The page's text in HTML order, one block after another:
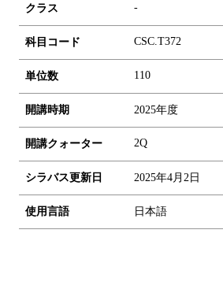
クラス -
科目コード CSC.T372
単位数 1 10
開講時期 2025年度
開講クォーター 2Q
シラバス更新日 2025年4月2日
使用言語 日本語